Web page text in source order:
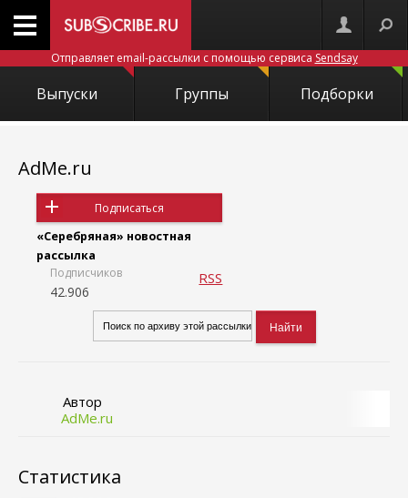
Отправляет email-рассылки с помощью сервиса Sendsay
Выпуски Группы Подборки
AdMe.ru
Подписаться
«Серебряная» новостная
рассылка
Подписчиков
42.906
RSS
Автор
AdMe.ru
Статистика